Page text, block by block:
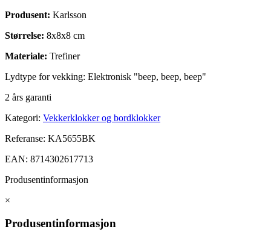
Produsent: Karlsson
Størrelse: 8x8x8 cm
Materiale: Trefiner
Lydtype for vekking: Elektronisk "beep, beep, beep"
2 års garanti
Kategori: Vekkerklokker og bordklokker
Referanse: KA5655BK
EAN: 8714302617713
Produsentinformasjon
×
Produsentinformasjon